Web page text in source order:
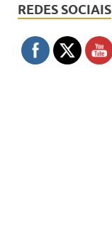
REDES SOCIAIS